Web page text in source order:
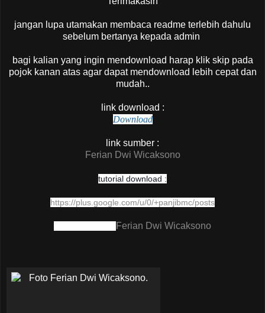
jangan lupa utamakan membaca readme terlebih dahulu
sebelum bertanya kepada admin
bagi kalian yang ingin mendownload harap klik skip pada
pojok kanan atas agar dapat mendownload lebih cepat dan
mudah..
link download :
Download
link sumber :
Ferian Dwi Wicaksono
tutorial download :
https://plus.google.com/u/0/+panjibmc/posts
Ferian Dwi Wicaksono